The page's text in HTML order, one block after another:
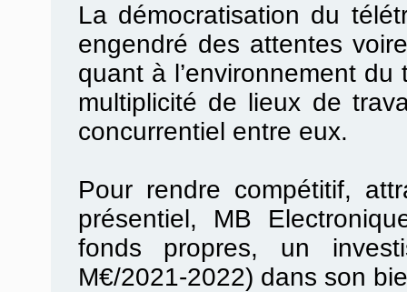
La démocratisation du
engendré des attentes
quant à l’environnement
multiplicité de lieux de
concurrentiel entre eux.
Pour rendre compétitif,
présentiel, MB
fonds propres, un
M€/2021-2022) dans son